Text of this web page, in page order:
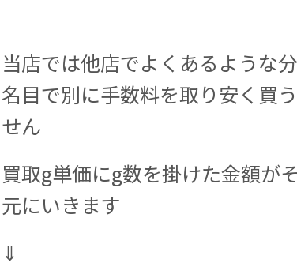
当店では他店でよくあるような
名目で別に手数料を取り安く買
せん
買取g単価にg数を掛けた金額が
元にいきます
⇓